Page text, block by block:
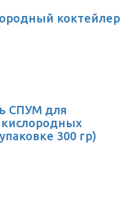
коктейлер
СПУМ для
300 гр)